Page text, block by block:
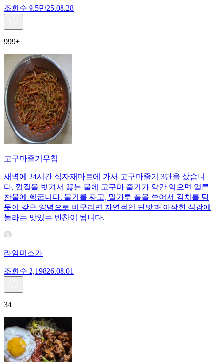
조회수 9.5만25.08.28
999+
고구마줄기무침
새벽에 24시간 식자재마트에 가서 고구마줄기 3단을 샀습니
다. 껍질을 벗겨서 끓는 물에 고구마 줄기가 약간 익으면 얼른
찬물에 헹굽니다. 물기를 짜고, 밀가루 풀을 쑤어서 김치를 담
듯이 갖은 양념으로 버무리면 자연적인 단맛과 아삭한 식감에
놀라는 맛있는 반찬이 됩니다.
라임미소가
조회수 2,19826.08.01
34